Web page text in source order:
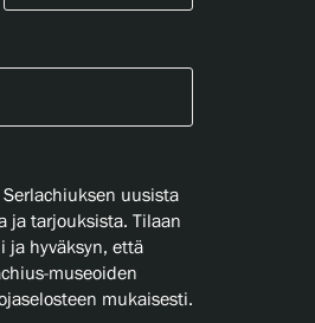
uusista
ja tarjouksista. Tilaan
ja hyväksyn, että
museoiden
mukaisesti.